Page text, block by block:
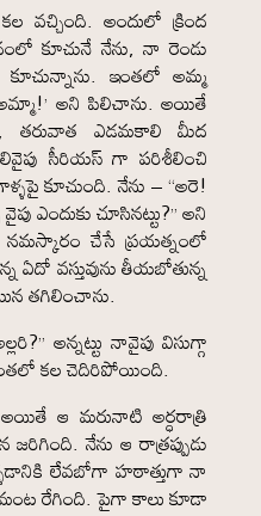
వచ్చింది. అందులో క్రింద
కూచునే నేను, నా రెండు
కూచున్నాను. ఇంతలో అమ్మ
అని పిలిచాను. అయితే
తరువాత ఎడమకాలి మీద
సీరియస్ గా పరిశీలించి
కూచుంది. నేను – “అరె!
చూసినట్టు?” అని
నమస్కారం చేసే ప్రయత్నంలో
ఏదో వస్తువును తీయబోతున్న
తగిలించాను.
అన్నట్టు నావైపు విసుగ్గా
కల చెదిరిపోయింది.
ఆ మరునాటి అర్ధరాత్రి
నేను ఆ రాత్రప్పుడు
లేవబోగా హఠాత్తుగా నా
రేగింది. పైగా కాలు కూడా